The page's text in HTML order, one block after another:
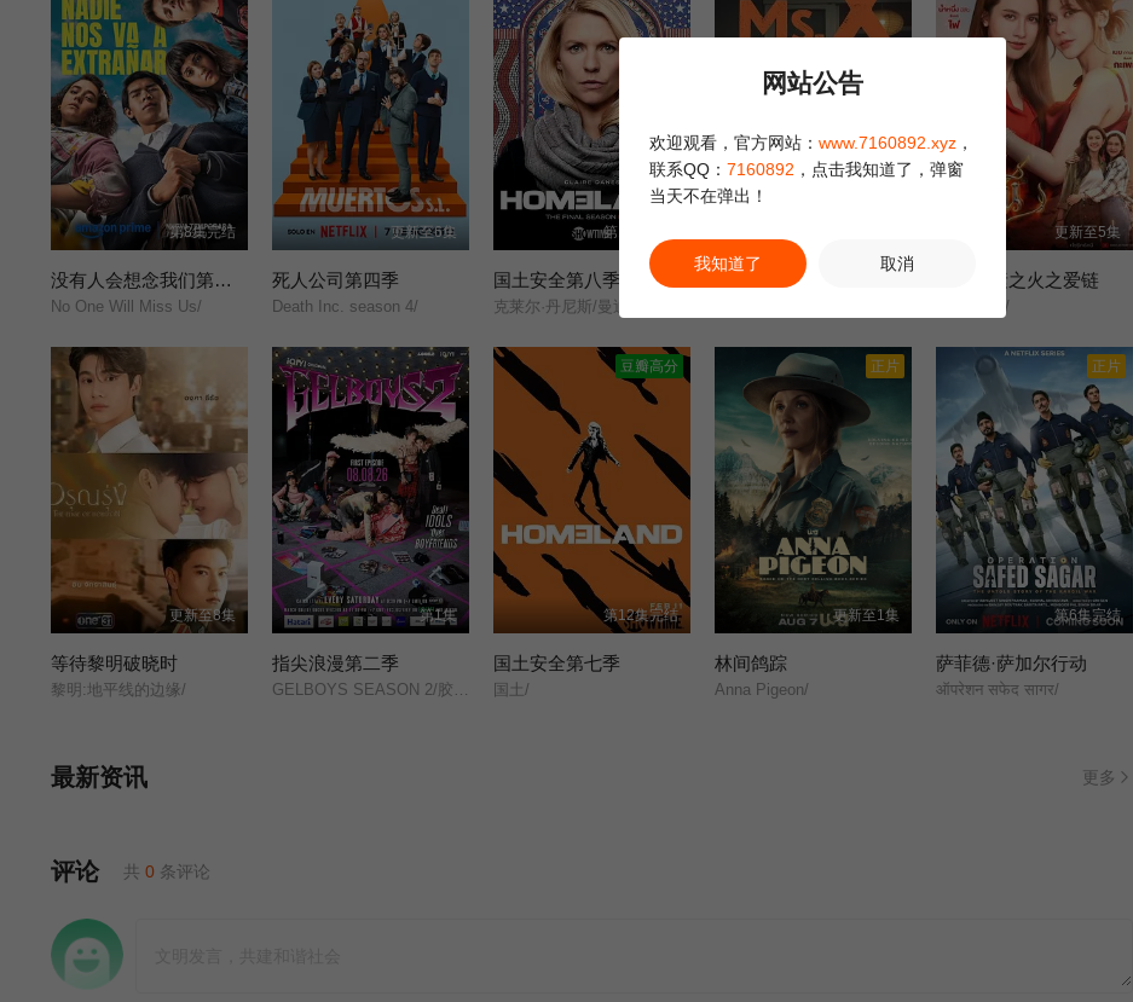
第8集完结
没有人会想念我们第二季
No One Will Miss Us/
更新至6集
死人公司第四季
Death Inc. season 4/
第12集完结
国土安全第八季
更新至5集
四大元素之火之爱链
โซ่รักอัคนี/
更新至8集
等待黎明破晓时
黎明:地平线的边缘/
第1集
指尖浪漫第二季
豆瓣高分
第12集完结
国土安全第七季
国土/
正片
更新至1集
林间鸽踪
Anna Pigeon/
正片
第6集完结
萨菲德·萨加尔行动
ऑपरेशन सफेद सागर/
最新资讯 更多
评论 共 0 条评论
网站公告
欢迎观看，官方网站： www.7160892.xyz ，
联系QQ： 7160892 ，点击我知道了，弹窗
当天不在弹出！
我知道了 取消